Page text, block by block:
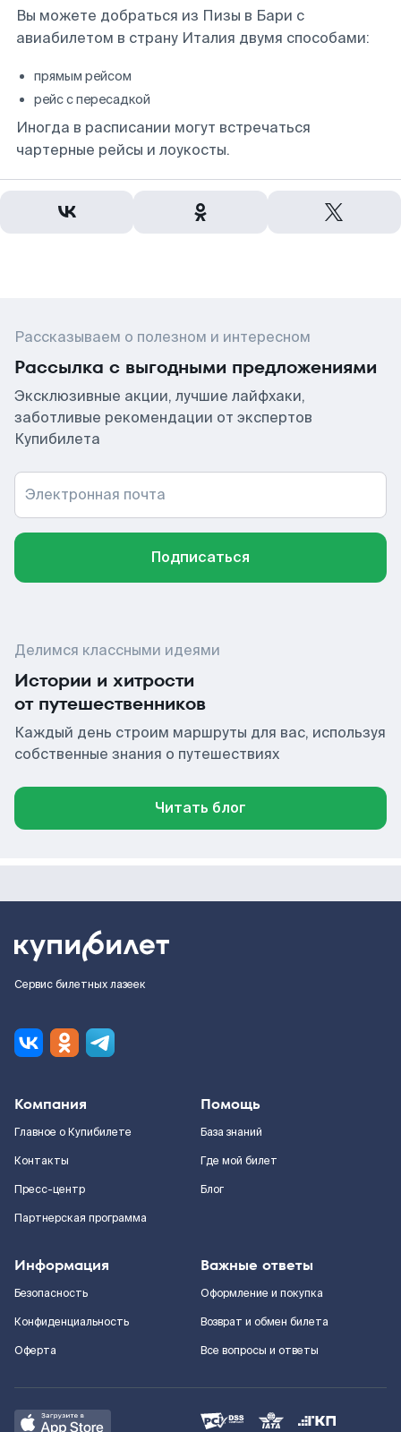
Вы можете добраться из Пизы в Бари с
авиабилетом в страну Италия двумя способами:
прямым рейсом
рейс с пересадкой
Иногда в расписании могут встречаться
чартерные рейсы и лоукосты.
Рассказываем о полезном и интересном
Рассылка с выгодными предложениями
Эксклюзивные акции, лучшие лайфхаки,
заботливые рекомендации от экспертов
Купибилета
Электронная почта
Подписаться
Делимся классными идеями
Истории и хитрости
от путешественников
Каждый день строим маршруты для вас, используя
собственные знания о путешествиях
Читать блог
Сервис билетных лазеек
Компания
Главное о Купибилете
Контакты
Пресс-центр
Партнерская программа
Помощь
База знаний
Где мой билет
Блог
Информация
Безопасность
Конфиденциальность
Оферта
Важные ответы
Оформление и покупка
Возврат и обмен билета
Все вопросы и ответы